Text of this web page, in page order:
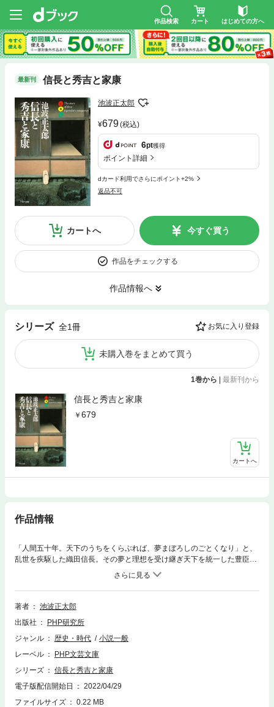
作品検索 カート はじめての方へ
最新刊 信長と秀吉と家康
池波正太郎
679(税込)
6pt獲得
ポイント詳細
dカード利用でさらにポイント+2%
返品不可
カートへ 今すぐ買う
作品をチェックする
作品情報へ
シリーズ 全1冊 お気に入り登録
未購入巻をまとめて買う
1巻から 最新刊から
信長と秀吉と家康
679
カートへ
作品情報
「人間五十年。天下のうちをくらぶれば、夢まぼろしのごとくなり」と、
乱世を疾駆した織田信長。その夢と理想を受け継ぎ天下を統一した豊臣秀
吉。そして盤石の幕府組織の確立に取り組み、手にした天下を末永く子孫
に伝えた徳川家康。「時代小説の仕掛人」がリレー式に、天下統一をなし
とげた三代の英傑の戦いと統治の構図を克明に描き、等身大の視点で生き
生きと彼らの人間像に迫る。池波正太郎作品唯一の絶版長編。
著者
池波正太郎
出版社
PHP研究所
ジャンル
歴史・時代
小説一般
レーベル
PHP文芸文庫
シリーズ
信長と秀吉と家康
電子版配信開始日
2022/04/29
ファイルサイズ
0.22 MB